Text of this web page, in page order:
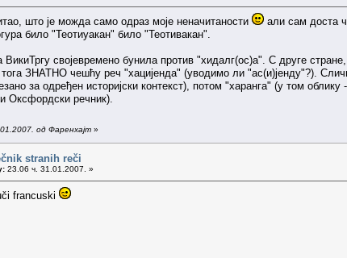
што је можда само одраз моје неначитаности
али сам доста
било "Теотиуакан" било "Теотивакан".
својевремено бунила против "хидалг(ос)а". С друге
ЗНАТНО чешћу реч "хацијенда" (уводимо ли "ас(и)јенду"?).
за одређен историјски контекст), потом "харанга" (у том
Оксфордски речник).
од Фаренхајт »
stranih reči
23.06 ч. 31.01.2007. »
francuski